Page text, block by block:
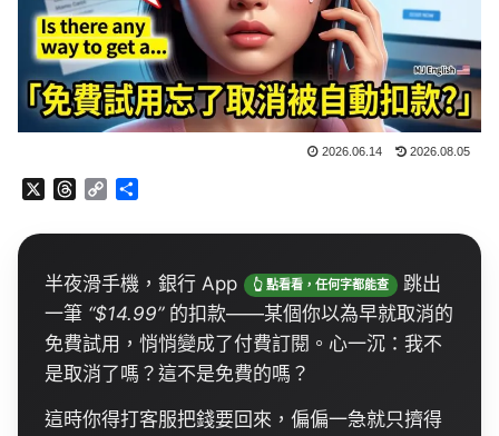
2026.06.14 2026.08.05
r
a
s
C
p
L
n
k
半夜滑手機，銀行 App 跳出一筆“$14.99” 的扣
款——某個你以為早就取消的免費試用，悄悄變
成了付費訂閱。心一沉：我不是取消了嗎？這不
是免費的嗎？
這時你得打客服把錢要回來，偏偏一急就只擠得